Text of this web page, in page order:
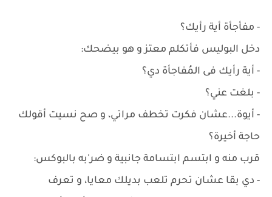
- مفأجأة أية رأيك؟
دخل البوليس فأتكلم معتز و هو بيضحك:
- أية رأيك فى المُفاجأة دي؟
- بلغت عني؟
- أيوة...عشان فكرت تخطف مراتي، و صح نسيت أقولك
حاجة أخيرة؟
قرب منه و ابتسم ابتسامة جانبية و ضر'به بالبوكس:
- دي بقا عشان تحرم تلعب بديلك معايا، و تعرف